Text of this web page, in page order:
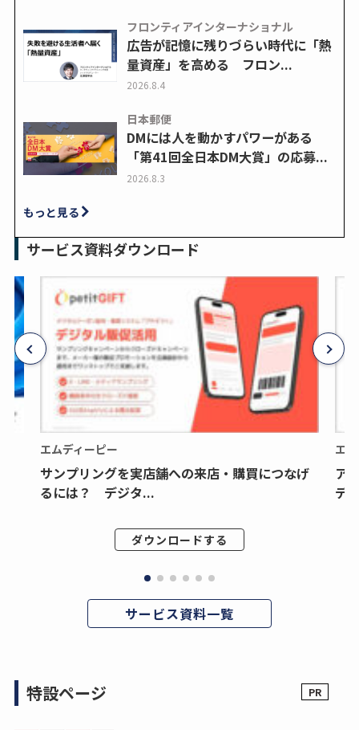
フロンティアインターナショナル
広告が記憶に残りづらい時代に「熱
量資産」を高める フロン...
2026.8.4
日本郵便
DMには人を動かすパワーがある
「第41回全日本DM大賞」の応募...
2026.8.3
もっと見る
サービス資料ダウンロード
エムディーピー
サンプリングを実店舗への来店・購買につなげ
るには？ デジタ...
ダウンロードする
エ
ア
デ
サービス資料一覧
特設ページ